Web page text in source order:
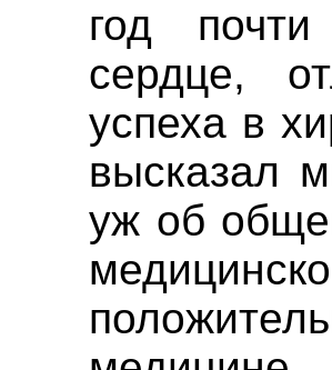
год
сердце,
успеха в
высказал
уж об